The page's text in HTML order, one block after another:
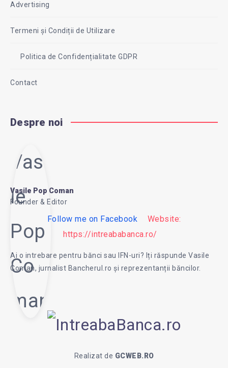
Advertising
Termeni și Condiții de Utilizare
Politica de Confidențialitate GDPR
Contact
Despre noi
Vasi
le
Pop
Co
man
Vasile Pop Coman
Founder & Editor
Follow me on Facebook
Website:
https://intreababanca.ro/
Ai o intrebare pentru bănci sau IFN-uri? Iți răspunde Vasile
Coman, jurnalist Bancherul.ro și reprezentanții băncilor.
Realizat de GCWEB.RO